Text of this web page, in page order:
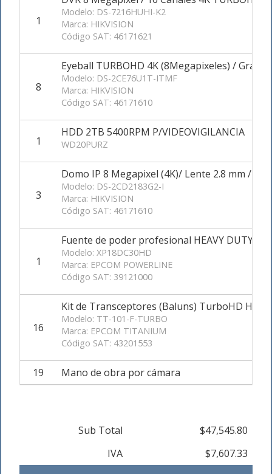
1
Modelo: DS-7216HUHI-K2
Marca: HIKVISION
Código SAT: 46171621
8
Eyeball TURBOHD 4K (8Megapixeles) / Gran
Modelo: DS-2CE76U1T-ITMF
Marca: HIKVISION
Código SAT: 46171610
1
HDD 2TB 5400RPM P/VIDEOVIGILANCIA
WD20PURZ
3
Domo IP 8 Megapixel (4K)/ Lente 2.8 mm / 30
Modelo: DS-2CD2183G2-I
Marca: HIKVISION
Código SAT: 46171610
1
Fuente de poder profesional HEAVY DUTY de
Modelo: XP18DC30HD
Marca: EPCOM POWERLINE
Código SAT: 39121000
16
Kit de Transceptores (Baluns) TurboHD Hasta
Modelo: TT-101-F-TURBO
Marca: EPCOM TITANIUM
Código SAT: 43201553
19 Mano de obra por cámara
Sub Total
$47,545.80
IVA
$7,607.33